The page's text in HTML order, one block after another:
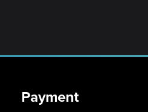
Payment